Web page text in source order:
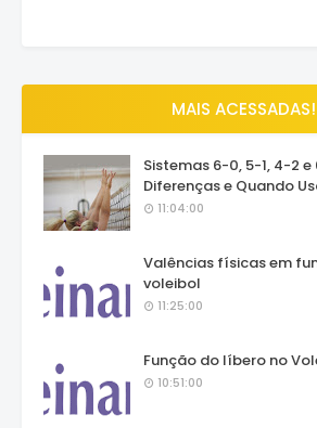
MAIS ACESSADAS!
Sistemas 6-0, 5-1, 4-2 e
Diferenças e Quando
11:04:00
Valências físicas em
voleibol
11:25:00
Função do líbero no
10:51:00